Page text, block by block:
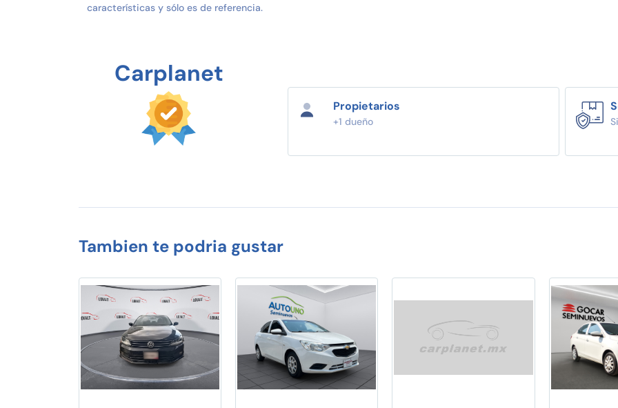
características y sólo es de referencia.
Carplanet
Propietarios
+1 dueño Si
Tambien te podria gustar